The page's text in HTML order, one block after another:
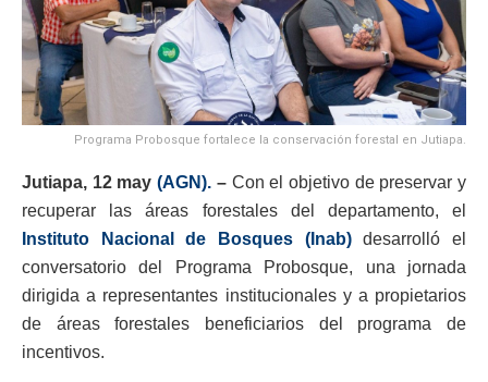
Programa Probosque fortalece la conservación forestal en Jutiapa.
Jutiapa, 12 may(AGN). –Con el objetivo de preservar y
recuperar las áreas forestales del departamento, el
Instituto Nacional de Bosques (Inab)desarrolló el
conversatorio del Programa Probosque, una jornada
dirigida a representantes institucionales y a propietarios
de áreas forestales beneficiarios del programa de
incentivos.